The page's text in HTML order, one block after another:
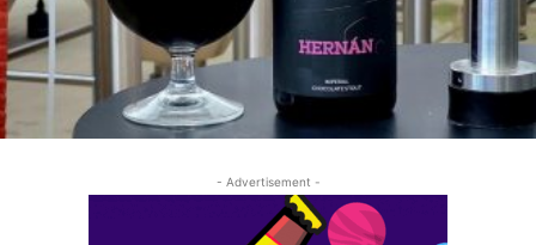
- Advertisement -